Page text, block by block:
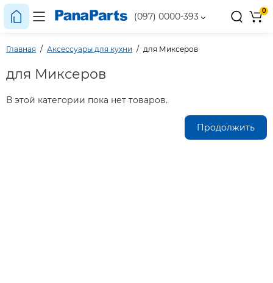
(097) 0000-393
0
Главная Аксессуары для кухни для Миксеров
для Миксеров
В этой категории пока нет товаров.
Продолжить